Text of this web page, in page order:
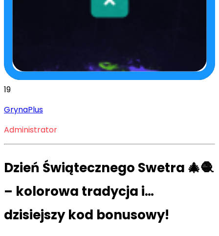
19
GrynaPlus
Administrator
Dzień Świątecznego Swetra 🎄🧶
– kolorowa tradycja i…
dzisiejszy kod bonusowy!